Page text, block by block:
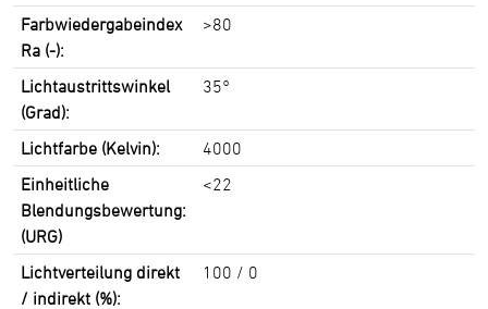
Farbwiedergabeindex
Ra (-):
>80
Lichtaustrittswinkel
(Grad):
35°
Lichtfarbe (Kelvin):
4000
Einheitliche
Blendungsbewertung:
(URG)
<22
Lichtverteilung direkt
/ indirekt (%):
100 / 0